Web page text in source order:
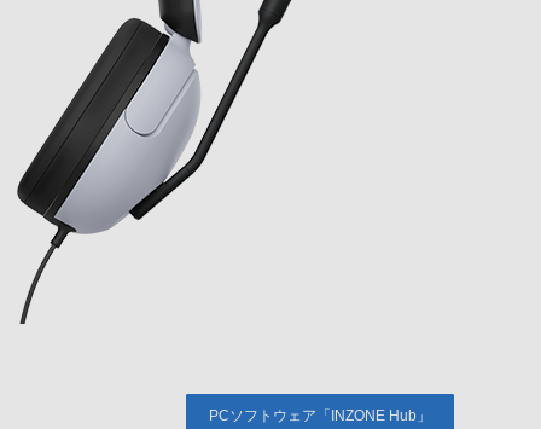
PCソフトウェア「INZONE Hub」